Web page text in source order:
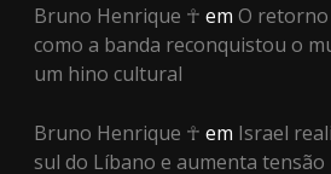
Bruno Henrique ☥ em O
como a banda reconquistou o
um hino cultural
Bruno Henrique ☥ em Israel
sul do Líbano e aumenta tensão